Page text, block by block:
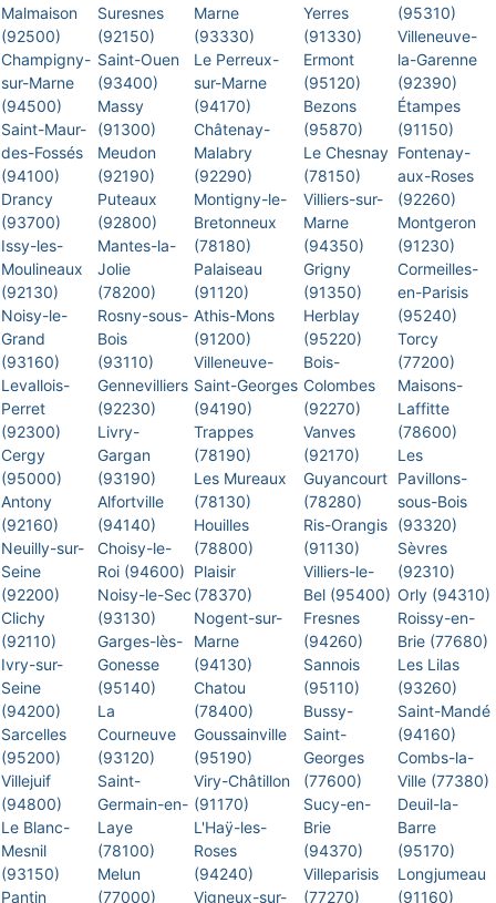
Malmaison
(92500)
Champigny-
sur-Marne
(94500)
Saint-Maur-
des-Fossés
(94100)
Drancy
(93700)
Issy-les-
Moulineaux
(92130)
Noisy-le-
Grand
(93160)
Levallois-
Perret
(92300)
Cergy
(95000)
Antony
(92160)
Neuilly-sur-
Seine
(92200)
Clichy
(92110)
Ivry-sur-
Seine
(94200)
Sarcelles
(95200)
Villejuif
(94800)
Le Blanc-
Mesnil
(93150)
Pantin
Suresnes
(92150)
Saint-Ouen
(93400)
Massy
(91300)
Meudon
(92190)
Puteaux
(92800)
Mantes-la-
Jolie
(78200)
Rosny-sous-
Bois
(93110)
Gennevilliers
(92230)
Livry-
Gargan
(93190)
Alfortville
(94140)
Choisy-le-
Roi (94600)
Noisy-le-Sec
(93130)
Garges-lès-
Gonesse
(95140)
La
Courneuve
(93120)
Saint-
Germain-en-
Laye
(78100)
Melun
(77000)
Marne
(93330)
Le Perreux-
sur-Marne
(94170)
Châtenay-
Malabry
(92290)
Montigny-le-
Bretonneux
(78180)
Palaiseau
(91120)
Athis-Mons
(91200)
Villeneuve-
Saint-Georges
(94190)
Trappes
(78190)
Les Mureaux
(78130)
Houilles
(78800)
Plaisir
(78370)
Nogent-sur-
Marne
(94130)
Chatou
(78400)
Goussainville
(95190)
Viry-Châtillon
(91170)
L'Haÿ-les-
Roses
(94240)
Vigneux-sur-
Yerres
(91330)
Ermont
(95120)
Bezons
(95870)
Le Chesnay
(78150)
Villiers-sur-
Marne
(94350)
Grigny
(91350)
Herblay
(95220)
Bois-
Colombes
(92270)
Vanves
(92170)
Guyancourt
(78280)
Ris-Orangis
(91130)
Villiers-le-
Bel (95400)
Fresnes
(94260)
Sannois
(95110)
Bussy-
Saint-
Georges
(77600)
Sucy-en-
Brie
(94370)
Villeparisis
(77270)
(95310)
Villeneuve-
la-Garenne
(92390)
Étampes
(91150)
Fontenay-
aux-Roses
(92260)
Montgeron
(91230)
Cormeilles-
en-Parisis
(95240)
Torcy
(77200)
Maisons-
Laffitte
(78600)
Les
Pavillons-
sous-Bois
(93320)
Sèvres
(92310)
Orly (94310)
Roissy-en-
Brie (77680)
Les Lilas
(93260)
Saint-Mandé
(94160)
Combs-la-
Ville (77380)
Deuil-la-
Barre
(95170)
Longjumeau
(91160)